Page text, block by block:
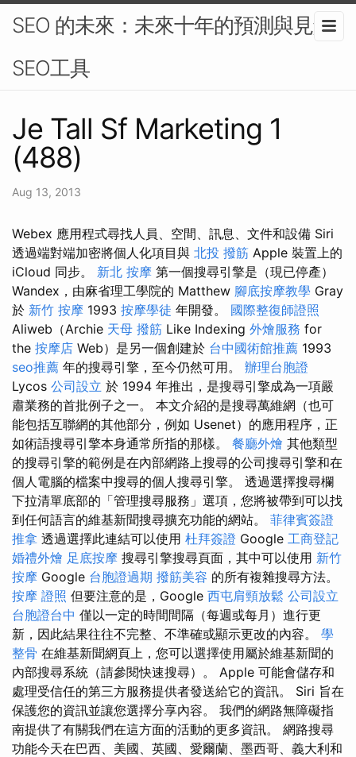
SEO 的未來：未來十年的預測與見解-
SEO工具
Je Tall Sf Marketing 1
(488)
Aug 13, 2013
Webex 應用程式尋找人員、空間、訊息、文件和設備 Siri
透過端對端加密將個人化項目與 北投 撥筋 Apple 裝置上的
iCloud 同步。 新北 按摩 第一個搜尋引擎是（現已停產）
Wandex，由麻省理工學院的 Matthew 腳底按摩教學 Gray
於 新竹 按摩 1993 按摩學徒 年開發。 國際整復師證照
Aliweb（Archie 天母 撥筋 Like Indexing 外燴服務 for
the 按摩店 Web）是另一個創建於 台中國術館推薦 1993
seo推薦 年的搜尋引擎，至今仍然可用。 辦理台胞證
Lycos 公司設立 於 1994 年推出，是搜尋引擎成為一項嚴
肅業務的首批例子之一。 本文介紹的是搜尋萬維網（也可
能包括互聯網的其他部分，例如 Usenet）的應用程序，正
如術語搜尋引擎本身通常所指的那樣。 餐廳外燴 其他類型
的搜尋引擎的範例是在內部網路上搜尋的公司搜尋引擎和在
個人電腦的檔案中搜尋的個人搜尋引擎。 透過選擇搜尋欄
下拉清單底部的「管理搜尋服務」選項，您將被帶到可以找
到任何語言的維基新聞搜尋擴充功能的網站。 菲律賓簽證
推拿 透過選擇此連結可以使用 杜拜簽證 Google 工商登記
婚禮外燴 足底按摩 搜尋引擎搜尋頁面，其中可以使用 新竹
按摩 Google 台胞證過期 撥筋美容 的所有複雜搜尋方法。
按摩 證照 但要注意的是，Google 西屯肩頸放鬆 公司設立
台胞證台中 僅以一定的時間間隔（每週或每月）進行更
新，因此結果往往不完整、不準確或顯示更改的內容。 學
整骨 在維基新聞網頁上，您可以選擇使用屬於維基新聞的
內部搜尋系統（請參閱快速搜尋）。 Apple 可能會儲存和
處理受信任的第三方服務提供者發送給它的資訊。 Siri 旨在
保護您的資訊並讓您選擇分享內容。 我們的網路無障礙指
南提供了有關我們在這方面的活動的更多資訊。 網路搜尋
功能今天在巴西、美國、英國、愛爾蘭、墨西哥、義大利和